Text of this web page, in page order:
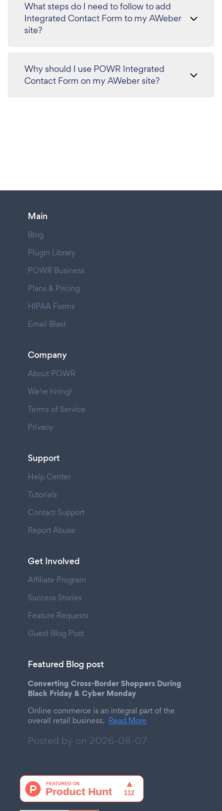
What steps do I need to follow to add
Integrated Contact Form to my AWeber
site?
Why should I use POWR Integrated
Contact Form on my AWeber site?
Main
Blog
Plugin Library
POWR Business
Plans & Pricing
HIPAA Forms
Email Blast
Company
About POWR
We're hiring!
Terms of Service
Privacy
Support
Help Center
Tutorials
Contact Support
Report Abuse
Get Involved
Affiliate Program
Success Stories
Feature Requests
Guest Blog Post
Featured Blog post
Converting Cross-Border Shoppers During
Black Friday & Cyber Monday
Online commerce is an integral part of the
overall retail business. Read More
Posted by on 2026-08-07